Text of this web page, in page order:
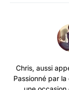
Chris, aussi
Passionné par